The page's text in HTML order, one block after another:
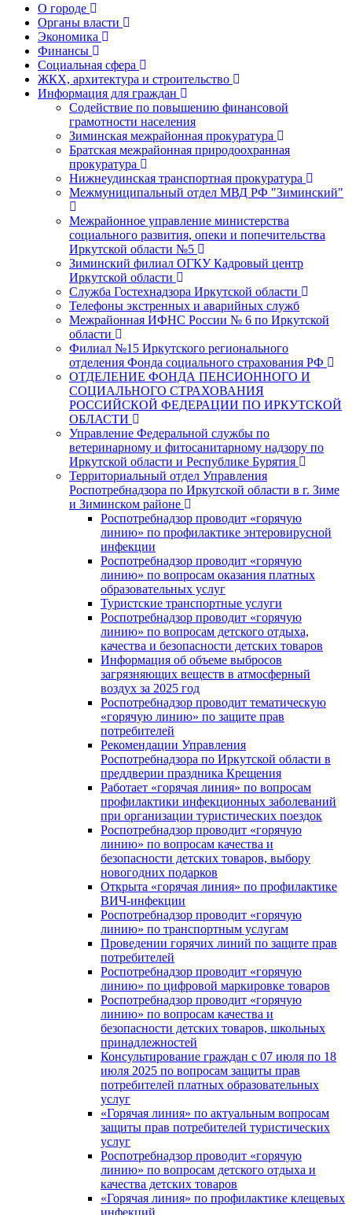
О городе
Органы власти
Экономика
Финансы
Социальная сфера
ЖКХ, архитектура и строительство
Информация для граждан
Содействие по повышению финансовой
грамотности населения
Зиминская межрайонная прокуратура
Братская межрайонная природоохранная
прокуратура
Нижнеудинская транспортная прокуратура
Межмуниципальный отдел МВД РФ "Зиминский"
Межрайонное управление министерства
социального развития, опеки и попечительства
Иркутской области №5
Зиминский филиал ОГКУ Кадровый центр
Иркутской области
Служба Гостехнадзора Иркутской области
Телефоны экстренных и аварийных служб
Межрайонная ИФНС России № 6 по Иркутской
области
Филиал №15 Иркутского регионального
отделения Фонда социального страхования РФ
ОТДЕЛЕНИЕ ФОНДА ПЕНСИОННОГО И
СОЦИАЛЬНОГО СТРАХОВАНИЯ
РОССИЙСКОЙ ФЕДЕРАЦИИ ПО ИРКУТСКОЙ
ОБЛАСТИ
Управление Федеральной службы по
ветеринарному и фитосанитарному надзору по
Иркутской области и Республике Бурятия
Территориальный отдел Управления
Роспотребнадзора по Иркутской области в г. Зиме
и Зиминском районе
Роспотребнадзор проводит «горячую
линию» по профилактике энтеровирусной
инфекции
Роспотребнадзор проводит «горячую
линию» по вопросам оказания платных
образовательных услуг
Туристские транспортные услуги
Роспотребнадзор проводит «горячую
линию» по вопросам детского отдыха,
качества и безопасности детских товаров
Информация об объеме выбросов
загрязняющих веществ в атмосферный
воздух за 2025 год
Роспотребнадзор проводит тематическую
«горячую линию» по защите прав
потребителей
Рекомендации Управления
Роспотребнадзора по Иркутской области в
преддверии праздника Крещения
Работает «горячая линия» по вопросам
профилактики инфекционных заболеваний
при организации туристических поездок
Роспотребнадзор проводит «горячую
линию» по вопросам качества и
безопасности детских товаров, выбору
новогодних подарков
Открыта «горячая линия» по профилактике
ВИЧ-инфекции
Роспотребнадзор проводит «горячую
линию» по транспортным услугам
Проведении горячих линий по защите прав
потребителей
Роспотребнадзор проводит «горячую
линию» по цифровой маркировке товаров
Роспотребнадзор проводит «горячую
линию» по вопросам качества и
безопасности детских товаров, школьных
принадлежностей
Консультирование граждан с 07 июля по 18
июля 2025 по вопросам защиты прав
потребителей платных образовательных
услуг
«Горячая линия» по актуальным вопросам
защиты прав потребителей туристических
услуг
Роспотребнадзор проводит «горячую
линию» по вопросам детского отдыха и
качества детских товаров
«Горячая линия» по профилактике клещевых
инфекций